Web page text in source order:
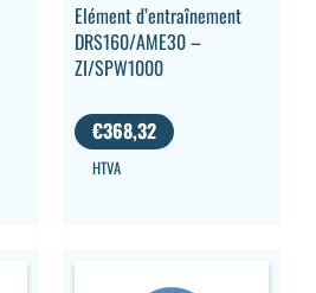
Elément d’entraînement
DRS160/AME30 –
ZI/SPW1000
€368,32
HTVA